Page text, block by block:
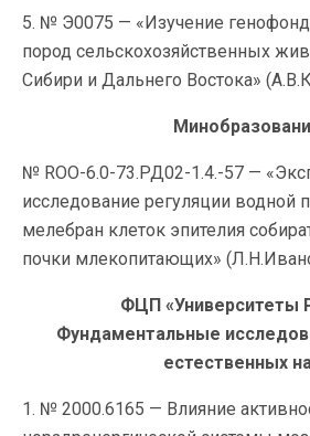
5. № Э0075 — «Изучение
пород сельскохозяйственных
Сибири и Дальнего Востока»
№ RОО-6.0-73.РД02-1.4.-57 —
исследование регуляции водной
мелебран клеток эпителия
почки млекопитающих»
ФЦП «Университеты
Фундаментальные
естественных
1. № 2000.6165 — Влияние